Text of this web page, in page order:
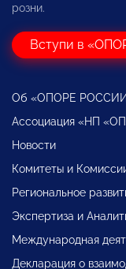
розни.
Вступи в
Об «ОПОРЕ
Ассоциация «НП
Новости
Комитеты и
Региональное
Экспертиза и
Международная
Декларация о